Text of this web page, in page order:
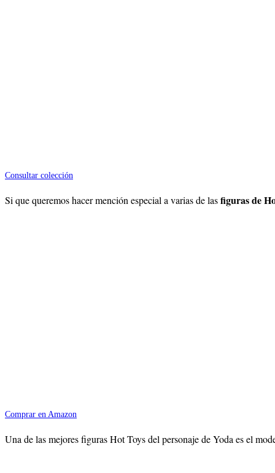
Consultar colección
Si que queremos hacer mención especial a varias de lasfiguras de
Comprar en Amazon
Una de las mejores figuras Hot Toys del personaje de Yoda es el